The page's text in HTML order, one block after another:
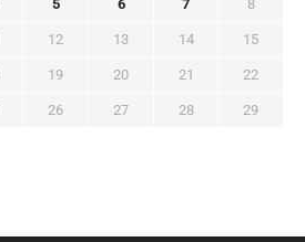
5 6 7 8
12 13 14 15
19 20 21 22
26 27 28 29